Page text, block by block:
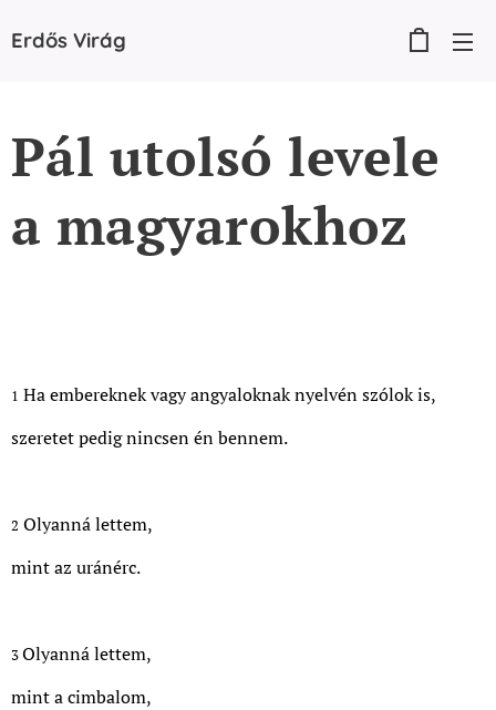
Erdős Virág
Pál utolsó levele
a magyarokhoz
1 Ha embereknek vagy angyaloknak nyelvén szólok is,
szeretet pedig nincsen én bennem.
2 Olyanná lettem,
mint az uránérc.
3Olyanná lettem,
mint a cimbalom,